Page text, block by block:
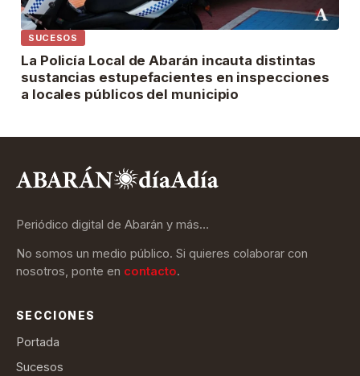
SUCESOS
La Policía Local de Abarán incauta distintas
sustancias estupefacientes en inspecciones
a locales públicos del municipio
Periódico digital de Abarán y más…
No somos un medio público. Si quieres colaborar con
nosotros, ponte en contacto.
SECCIONES
Portada
Sucesos